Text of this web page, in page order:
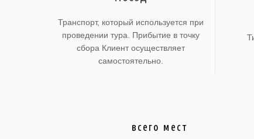
Транспорт, который используется при
проведении тура. Прибытие в точку
сбора Клиент осуществляет
самостоятельно.
всего мест